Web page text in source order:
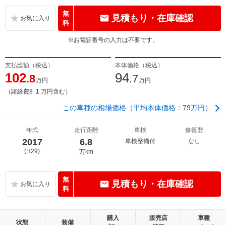
無
料
見積もり・在庫確認
※お電話番号の入力は不要です。
支払総額（税込）
102.8万円
（諸経費8 .1 万円含む）
本体価格（税込）
94.7万円
この車種の相場価格（平均本体価格：79万円）
年式
2017
(H29)
走行距離
6.8
万km
車検
車検整備付
修復歴
なし
無
料
見積もり・在庫確認
状態 装備
購入
販売店
車種